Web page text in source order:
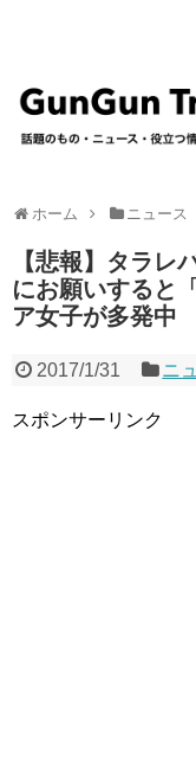
ホーム ニュース
【悲報】タラレ
にお願いすると
ア女子が多発中
2017/1/31 ニ
スポンサーリンク